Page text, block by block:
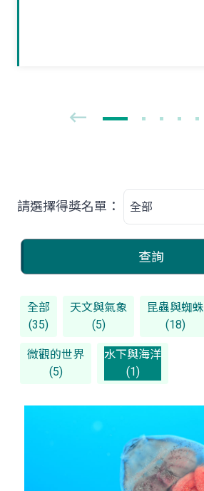
請選擇得獎名單：
查詢
全部
(35)
天文與氣象
(5)
昆蟲與蜘蛛
(18)
微觀的世界
(5)
水下與海洋
(1)